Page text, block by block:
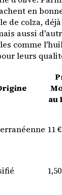
en
de colza,
aussi
comme
leurs
au
11 €